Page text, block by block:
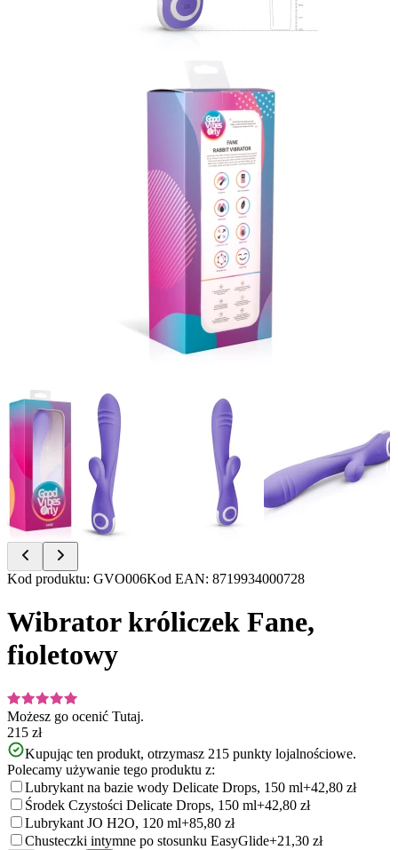
Item
of
8
Kod produktu: GVO006Kod EAN: 8719934000728
Wibrator króliczek Fane,
fioletowy
Możesz go ocenić Tutaj.
215 zł
Kupując ten produkt, otrzymasz 215 punkty lojalnościowe.
Polecamy używanie tego produktu z:
Lubrykant na bazie wody Delicate Drops, 150 ml+42,80 zł
Środek Czystości Delicate Drops, 150 ml+42,80 zł
Lubrykant JO H2O, 120 ml+85,80 zł
Chusteczki intymne po stosunku EasyGlide+21,30 zł